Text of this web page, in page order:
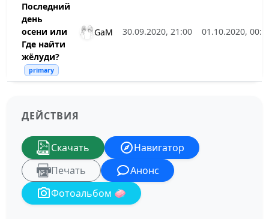
Последний
день
осени или
Где найти
жёлуди?
primary
GaM 30.09.2020, 21:00 01.10.2020,
ДЕЙСТВИЯ
Скачать
Навигатор
Печать
Анонс
Фотоальбом 🧼